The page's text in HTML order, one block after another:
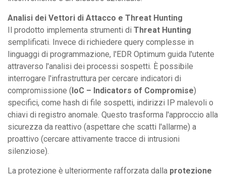
Analisi dei Vettori di Attacco e Threat Hunting
Il prodotto implementa strumenti di Threat Hunting
semplificati. Invece di richiedere query complesse in
linguaggi di programmazione, l'EDR Optimum guida l'utente
attraverso l'analisi dei processi sospetti. È possibile
interrogare l'infrastruttura per cercare indicatori di
compromissione (IoC – Indicators of Compromise)
specifici, come hash di file sospetti, indirizzi IP malevoli o
chiavi di registro anomale. Questo trasforma l'approccio alla
sicurezza da reattivo (aspettare che scatti l'allarme) a
proattivo (cercare attivamente tracce di intrusioni
silenziose).
La protezione è ulteriormente rafforzata dalla protezione